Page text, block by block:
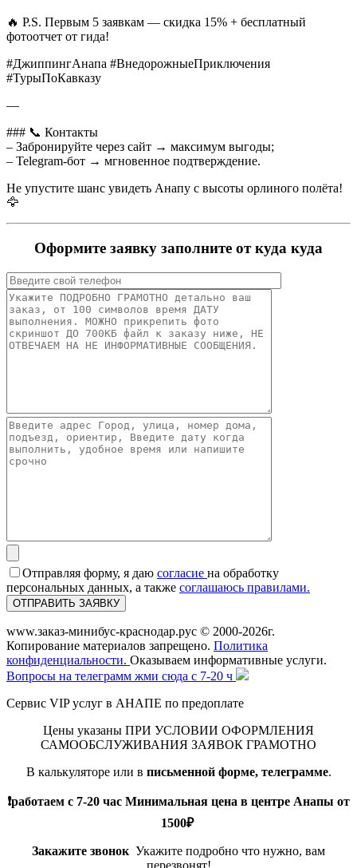
🔥 P.S. Первым 5 заявкам — скидка 15% + бесплатный
фотоотчет от гида!
#ДжиппингАнапа #ВнедорожныеПриключения
#ТурыПоКавказу
—
### 📞 Контакты
– Забронируйте через сайт → максимум выгоды;
– Telegram-бот → мгновенное подтверждение.
Не упустите шанс увидеть Анапу с высоты орлиного полёта!
🦅
Оформите заявку заполните от куда куда
Отправляя форму, я даю согласие на обработку
персональных данных, а также соглашаюсь правилами.
www.заказ-минибус-краснодар.рус © 2000-2026г.
Копирование материалов запрещено. Политика
конфиденциальности. Оказываем информативные услуги.
Вопросы на телеграмм жми сюда с 7-20 ч
Сервис VIP услуг в АНАПЕ по предоплате
Цены указаны ПРИ УСЛОВИИ ОФОРМЛЕНИЯ
САМООБСЛУЖИВАНИЯ ЗАЯВОК ГРАМОТНО
В калькуляторе или в письменной форме, телеграмме.
❗️работаем с 7-20 час Минимальная цена в центре Анапы от
1500₽
Закажите звонок Укажите подробно что нужно, вам
перезвонят!